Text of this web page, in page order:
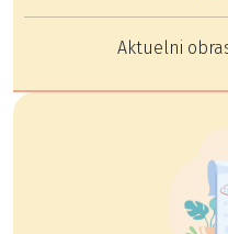
Aktuelni